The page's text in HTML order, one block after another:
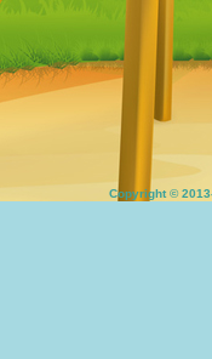
Copyright ©